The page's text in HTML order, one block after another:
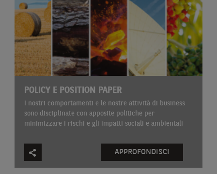
POLICY E POSITION PAPER
I nostri comportamenti e le nostre attività di business
sono disciplinate con apposite politiche per
minimizzare i rischi e gli impatti sociali e ambientali
APPROFONDISCI